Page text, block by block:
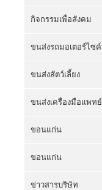
กิจกรรมเพื่อสังคม
ขนส่งรถมอเตอร์ไซค์
ขนส่งสัตว์เลี้ยง
ขนส่งเครื่องมือแพทย์
ขอนแก่น
ขอนแก่น
ข่าวสารบริษัท